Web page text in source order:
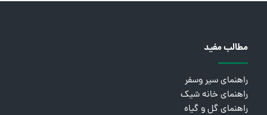
مطالب مفید
راهنمای سیر وسفر
راهنمای خانه شیک
راهنمای گل و گیاه